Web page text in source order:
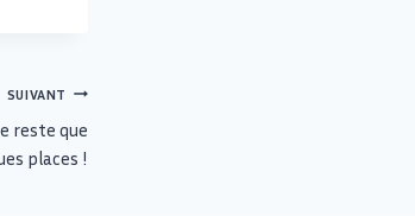
SUIVANT
reste que
places !